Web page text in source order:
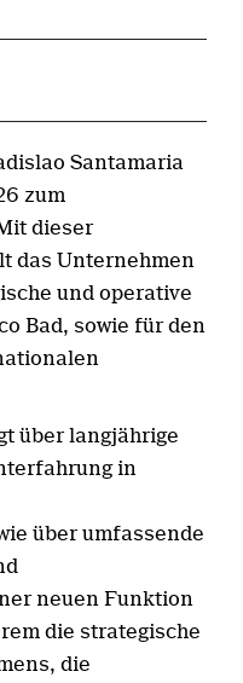
Santamaria
zum
dieser
das Unternehmen
und operative
Bad, sowie für den
über langjährige
in
über umfassende
neuen Funktion
die strategische
die